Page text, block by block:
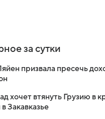
за сутки
призвала пресечь
хочет втянуть Грузию в
Закавказье